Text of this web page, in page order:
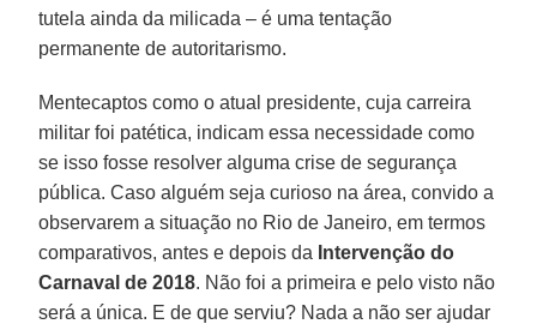
tutela ainda da milicada – é uma tentação
permanente de autoritarismo.
Mentecaptos como o atual presidente, cuja carreira
militar foi patética, indicam essa necessidade como
se isso fosse resolver alguma crise de segurança
pública. Caso alguém seja curioso na área, convido a
observarem a situação no Rio de Janeiro, em termos
comparativos, antes e depois da Intervenção do
Carnaval de 2018. Não foi a primeira e pelo visto não
será a única. E de que serviu? Nada a não ser ajudar